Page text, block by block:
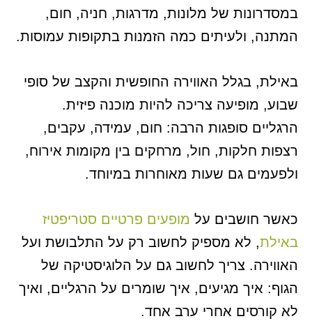
במסדרונות של מלונות, מדרגות, חניה, חום,
המתנה, ולעיתים כמה הזמנות בתקופות עמוסות.
באילת, בגלל האווירה החופשית והקצב של סופי
שבוע, מופיעה צריכה להיות מוכנה פיזית.
הרגליים סופגות הרבה: חום, עמידה, עקבים,
רצפות חלקות, חול, מרחקים בין מקומות אירוח,
ולפעמים גם שעות מאוחרות במיוחד.
כאשר חושבים על מופעים פרטיים סטריפטיז
באילת, לא מספיק לחשוב רק על התלבושת ועל
האווירה. צריך לחשוב גם על הלוגיסטיקה של
הגוף: איך מגיעים, איך שומרים על הרגליים, ואיך
לא קורסים אחרי ערב אחד.